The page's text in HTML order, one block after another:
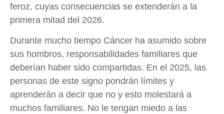
feroz, cuyas consecuencias se extenderán a la
primera mitad del 2026.
Durante mucho tiempo Cáncer ha asumido sobre
sus hombros, responsabilidades familiares que
deberían haber sido compartidas. En el 2025, las
personas de este signo pondrán límites y
aprenderán a decir que no y esto molestará a
muchos familiares. No le tengan miedo a las